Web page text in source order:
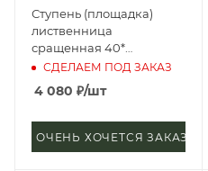
Ступень (площадка)
лиственница
сращенная 40*
300*2000 мм (сорт А)
СДЕЛАЕМ ПОД ЗАКАЗ
4 080 ₽/шт
ОЧЕНЬ ХОЧЕТСЯ ЗАКАЗАТЬ